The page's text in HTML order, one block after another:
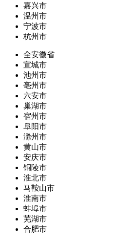
嘉兴市
温州市
宁波市
杭州市
全安徽省
宣城市
池州市
亳州市
六安市
巢湖市
宿州市
阜阳市
滁州市
黄山市
安庆市
铜陵市
淮北市
马鞍山市
淮南市
蚌埠市
芜湖市
合肥市